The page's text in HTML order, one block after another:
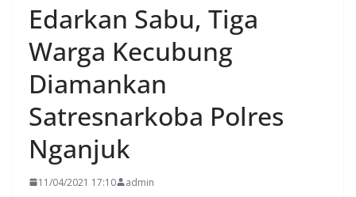
Edarkan Sabu, Tiga
Warga Kecubung
Diamankan
Satresnarkoba Polres
Nganjuk
11/04/2021 17:10 admin